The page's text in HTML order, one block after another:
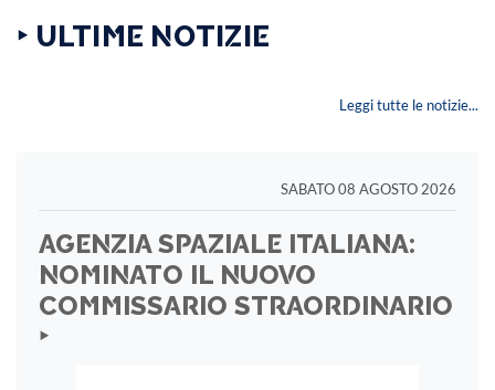
‣ ULTIME NOTIZIE
Leggi tutte le notizie...
SABATO 08 AGOSTO 2026
AGENZIA SPAZIALE ITALIANA:
NOMINATO IL NUOVO
COMMISSARIO STRAORDINARIO
‣